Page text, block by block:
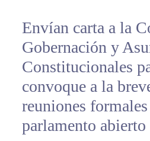
Envían carta a la
Gobernación y
Constitucionales
convoque a la
reuniones
parlamento abierto